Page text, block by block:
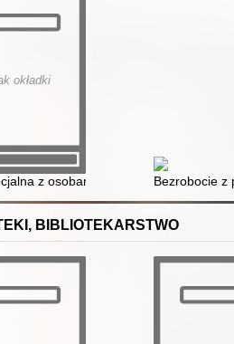
okładki
z osobami długotrwaleBezrobocie z
BIBLIOTEKARSTWO